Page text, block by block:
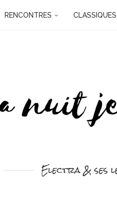
RENCONTRES CLASSIQUES
Electra & ses